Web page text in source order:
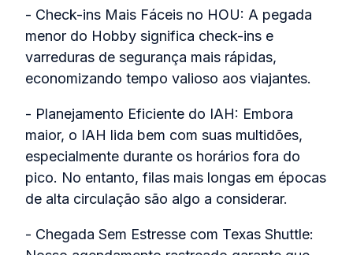
- Check-ins Mais Fáceis no HOU: A pegada
menor do Hobby significa check-ins e
varreduras de segurança mais rápidas,
economizando tempo valioso aos viajantes.
- Planejamento Eficiente do IAH: Embora
maior, o IAH lida bem com suas multidões,
especialmente durante os horários fora do
pico. No entanto, filas mais longas em épocas
de alta circulação são algo a considerar.
- Chegada Sem Estresse com Texas Shuttle: